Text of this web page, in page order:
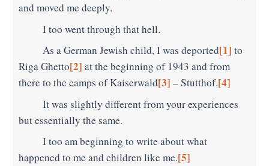
and moved me deeply.
I too went through that hell.
As a German Jewish child, I was deported[1] to
Riga Ghetto[2] at the beginning of 1943 and from
there to the camps of Kaiserwald[3] – Stutthof.[4]
It was slightly different from your experiences
but essentially the same.
I too am beginning to write about what
happened to me and children like me.[5]